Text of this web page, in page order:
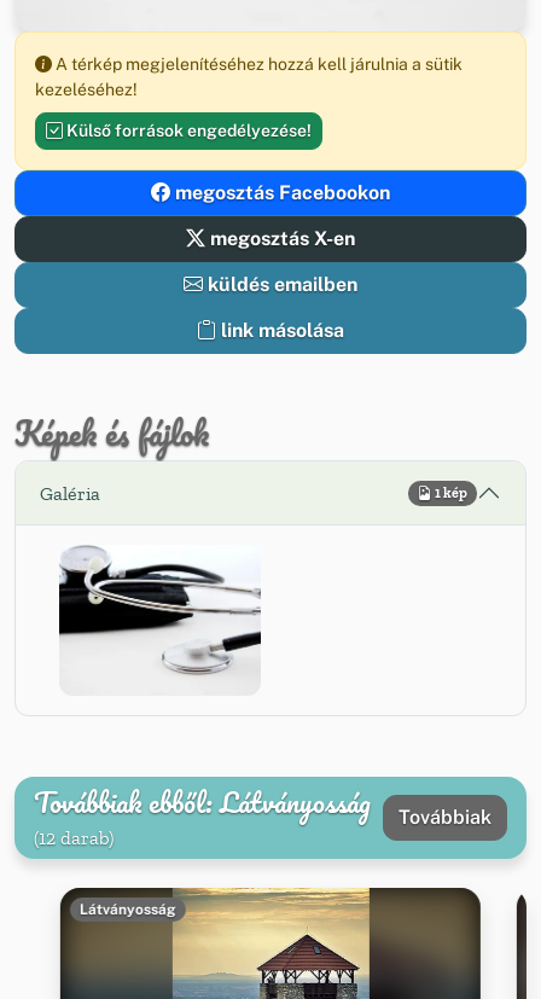
A térkép megjelenítéséhez hozzá kell járulnia a sütik
kezeléséhez!
Külső források engedélyezése!
megosztás Facebookon
megosztás X-en
küldés emailben
link másolása
Képek és fájlok
Galéria 1 kép
Továbbiak ebből: Látványosság
(12 darab)
Továbbiak
Látványosság